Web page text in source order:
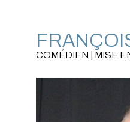
COMÉDIEN | MISE